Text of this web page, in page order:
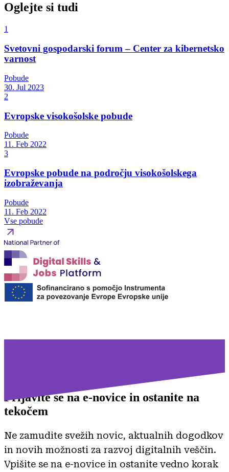
Oglejte si tudi
1
Svetovni gospodarski forum – Center za kibernetsko
varnost
Pobude
30. Jul 2023
2
Evropske visokošolske pobude
Pobude
11. Feb 2022
3
Evropske pobude na področju visokošolskega
izobraževanja
Pobude
11. Feb 2022
Vse pobude
Prijavite se na e-novice in ostanite na
tekočem
Ne zamudite svežih novic, aktualnih dogodkov
in novih možnosti za razvoj digitalnih veščin.
Vpišite se na e-novice in ostanite vedno korak